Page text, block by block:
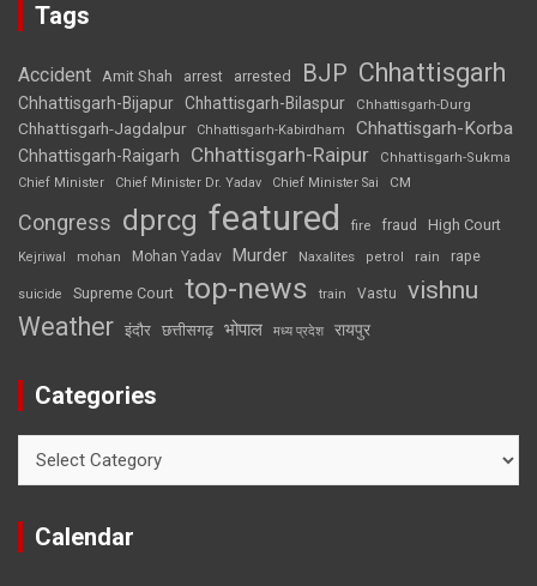
Tags
Accident Amit Shah arrest arrested BJP Chhattisgarh
Chhattisgarh-Bijapur Chhattisgarh-Bilaspur Chhattisgarh-Durg
Chhattisgarh-Jagdalpur Chhattisgarh-Kabirdham Chhattisgarh-Korba
Chhattisgarh-Raigarh Chhattisgarh-Raipur
Chhattisgarh-Sukma
Chief Minister
Chief Minister Dr. Yadav Chief Minister Sai CM
Congress dprcg featured fire fraud High Court
Kejriwal mohan Mohan Yadav Murder Naxalites petrol rain rape
suicide Supreme Court top-news train Vastu vishnu
Weather इंदौर छत्तीसगढ़ भोपाल मध्य प्रदेश रायपुर
Categories
Calendar